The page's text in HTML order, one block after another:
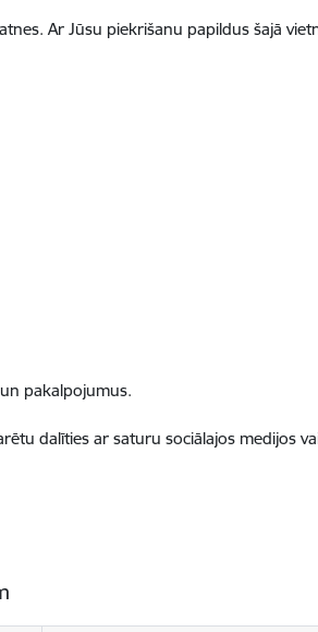
Ar Jūsu piekrišanu papildus šajā
pakalpojumus.
dalīties ar saturu sociālajos medijos